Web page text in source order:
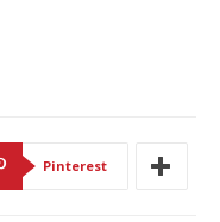
Pinterest